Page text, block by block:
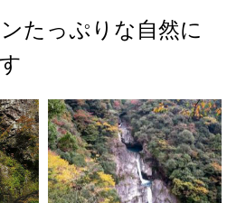
たっぷりな自然に